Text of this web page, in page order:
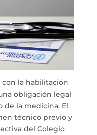
con la habilitación
obligación legal
de la medicina. El
técnico previo y
del Colegio